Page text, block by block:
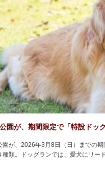
園が、期間限定で「特設ドッ
が、2026年3月8日（日）までの
種類。ドッグランでは、愛犬にリ